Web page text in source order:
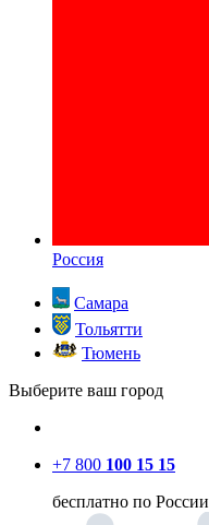
Россия
Самара
Тольятти
Тюмень
Выберите ваш город
+7 800 100 15 15
бесплатно по России